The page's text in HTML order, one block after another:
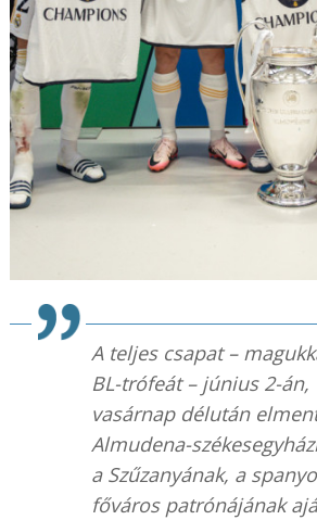
A teljes csapat –
BL-trófeát – június 2-án,
vasárnap délután
Almudena-
a Szűzanyának, a
főváros patrónájának